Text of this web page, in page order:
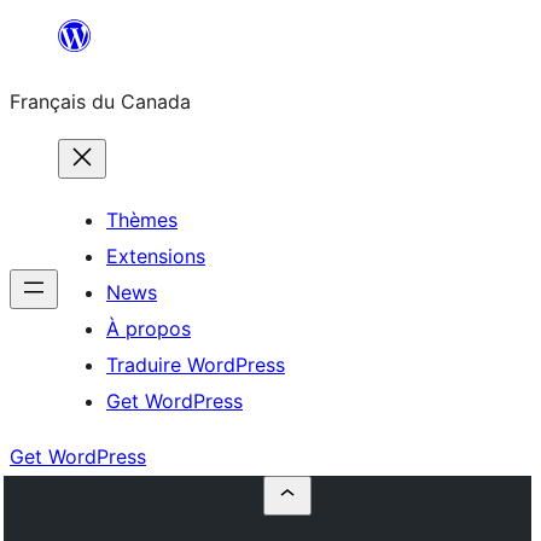
contenu
Français du Canada
Thèmes
Extensions
News
À propos
Traduire WordPress
Get WordPress
Get WordPress